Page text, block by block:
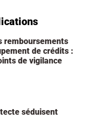
remboursements
de crédits :
de vigilance
séduisent